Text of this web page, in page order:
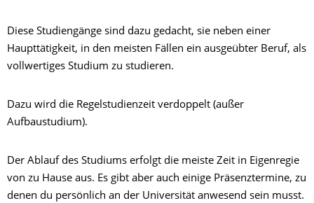
Diese Studiengänge sind dazu gedacht, sie neben einer
Haupttätigkeit, in den meisten Fällen ein ausgeübter Beruf, als
vollwertiges Studium zu studieren.
Dazu wird die Regelstudienzeit verdoppelt (außer
Aufbaustudium).
Der Ablauf des Studiums erfolgt die meiste Zeit in Eigenregie
von zu Hause aus. Es gibt aber auch einige Präsenztermine, zu
denen du persönlich an der Universität anwesend sein musst.